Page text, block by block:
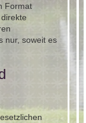
Format
nur, soweit es